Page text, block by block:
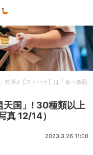
歓喜♪【スイパラ】は「食べ放題
天国」! 30種類以上
真 12/14）
2023.3.26 11:00